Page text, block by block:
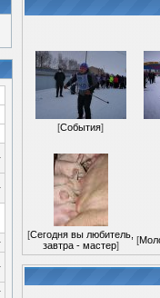
[События]
[Сегодня вы любитель,
завтра - мастер] [